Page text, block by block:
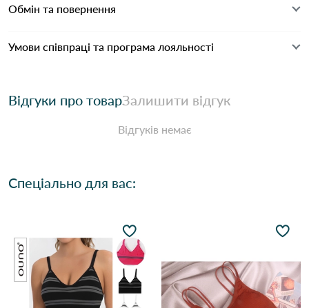
Обмін та повернення
Умови співпраці та програма лояльності
Відгуки про товарЗалишити відгук
Відгуків немає
Спеціально для вас: